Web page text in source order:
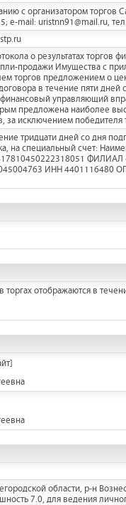
с организатором торгов
e-mail: uristnn91@mail.ru,
о результатах
продажи Имущества с
торгов предложением о
в течение пяти
управляющий
предложена наиболее
за исключением победителя
тридцати дней со дня
на специальный счет:
ИНН 4401116480
отображаются в
области, р-н
7.0, для ведения